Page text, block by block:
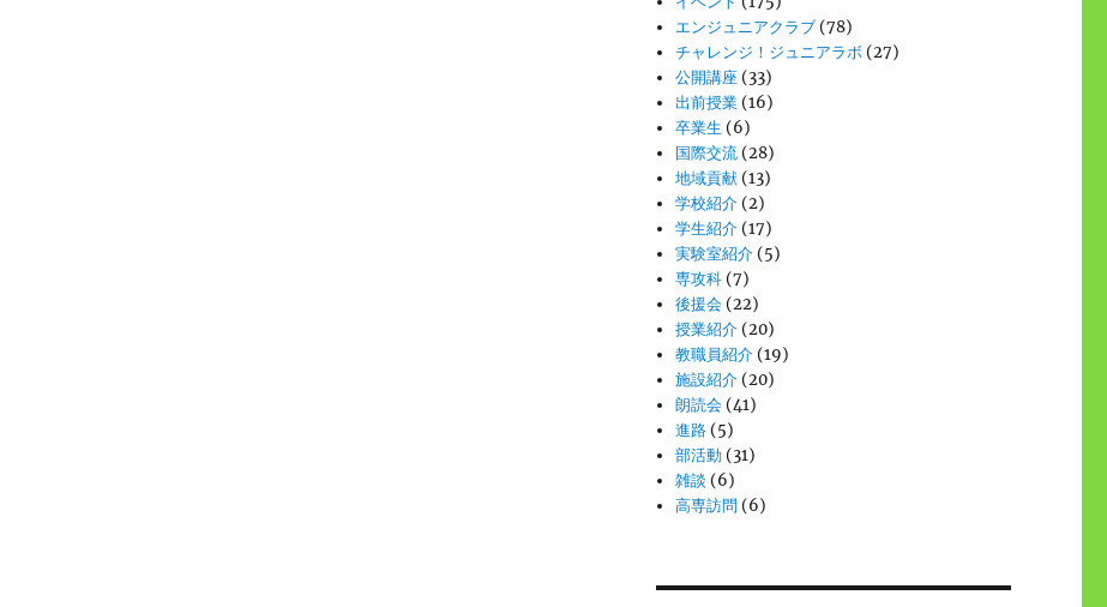
エンジュニアクラブ (78)
チャレンジ！ジュニアラボ (27)
公開講座 (33)
出前授業 (16)
卒業生 (6)
国際交流 (28)
地域貢献 (13)
学校紹介 (2)
学生紹介 (17)
実験室紹介 (5)
専攻科 (7)
後援会 (22)
授業紹介 (20)
教職員紹介 (19)
施設紹介 (20)
朗読会 (41)
進路 (5)
部活動 (31)
雑談 (6)
高専訪問 (6)